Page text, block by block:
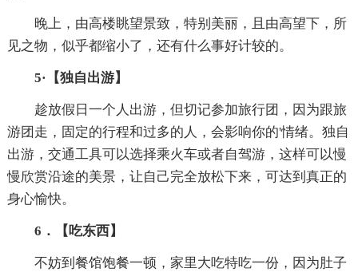
晚上，由高楼眺望景致，特别美丽，且由高望下，所
见之物，似乎都缩小了，还有什么事好计较的。
5·【独自出游】
趁放假日一个人出游，但切记参加旅行团，因为跟旅
游团走，固定的行程和过多的人，会影响你的'情绪。独自
出游，交通工具可以选择乘火车或者自驾游，这样可以慢
慢欣赏沿途的美景，让自己完全放松下来，可达到真正的
身心愉快。
6．【吃东西】
不妨到餐馆饱餐一顿，家里大吃特吃一份，因为肚子